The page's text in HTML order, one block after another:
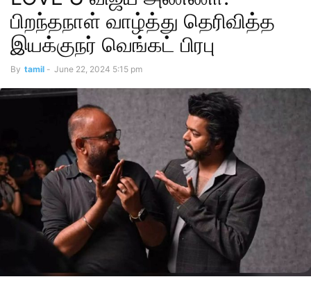
பிறந்தநாள் வாழ்த்து தெரிவித்த
இயக்குநர் வெங்கட் பிரபு
By tamil - June 22, 2024 5:15 pm